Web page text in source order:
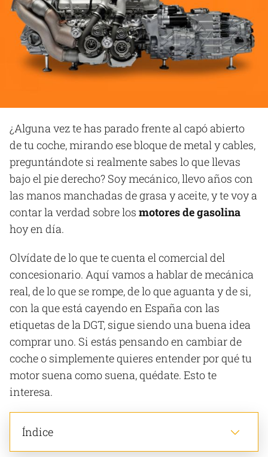
¿Alguna vez te has parado frente al capó abierto
de tu coche, mirando ese bloque de metal y cables,
preguntándote si realmente sabes lo que llevas
bajo el pie derecho? Soy mecánico, llevo años con
las manos manchadas de grasa y aceite, y te voy a
contar la verdad sobre los motores de gasolina
hoy en día.
Olvídate de lo que te cuenta el comercial del
concesionario. Aquí vamos a hablar de mecánica
real, de lo que se rompe, de lo que aguanta y de si,
con la que está cayendo en España con las
etiquetas de la DGT, sigue siendo una buena idea
comprar uno. Si estás pensando en cambiar de
coche o simplemente quieres entender por qué tu
motor suena como suena, quédate. Esto te
interesa.
Índice